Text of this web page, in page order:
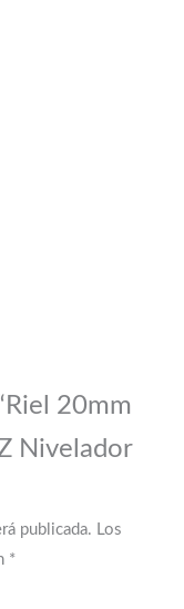
20mm
Nivelador
publicada. Los
*